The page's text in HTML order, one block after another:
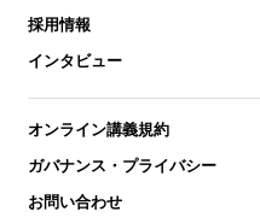
採用情報
インタビュー
オンライン講義規約
ガバナンス・プライバシー
お問い合わせ